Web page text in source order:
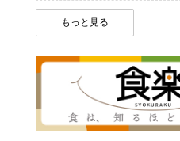
もっと見る